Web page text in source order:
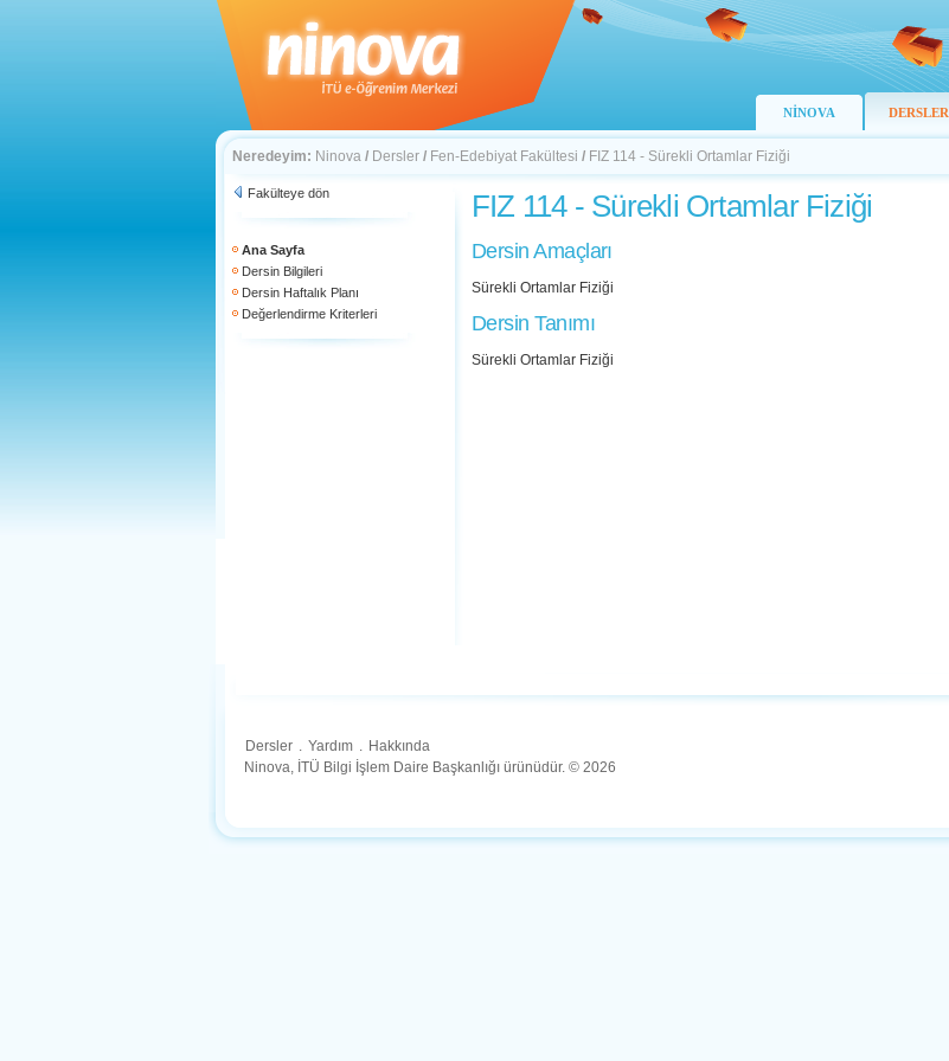
NİNOVA DERSLER
Neredeyim: Ninova / Dersler / Fen-Edebiyat Fakültesi / FIZ 114 - Sürekli Ortamlar Fiziği
Fakülteye dön
Ana Sayfa
Dersin Bilgileri
Dersin Haftalık Planı
Değerlendirme Kriterleri
FIZ 114 - Sürekli Ortamlar Fiziği
Dersin Amaçları
Sürekli Ortamlar Fiziği
Dersin Tanımı
Sürekli Ortamlar Fiziği
Dersler . Yardım . Hakkında
Ninova, İTÜ Bilgi İşlem Daire Başkanlığı ürünüdür. © 2026